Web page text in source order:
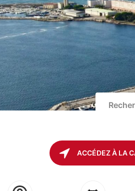
ACCÉDEZ À LA